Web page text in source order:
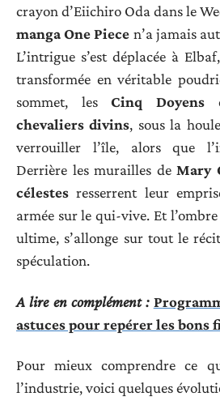
crayon d’Eiichiro Oda dans le
manga One Piece n’a jamais
L’intrigue s’est déplacée à
transformée en véritable
sommet, lesCinq Doyens
chevaliers divins, sous la
verrouiller l’île, alors que
Derrière les murailles deMary
célestes resserrent leur
armée sur le qui-vive. Et l’ombre
ultime, s’allonge sur tout le
spéculation.
A lire en complément :
astuces pour repérer les bons
Pour mieux comprendre ce
l’industrie, voici quelques